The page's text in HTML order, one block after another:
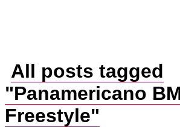
All posts tagged
"Panamericano
Freestyle"